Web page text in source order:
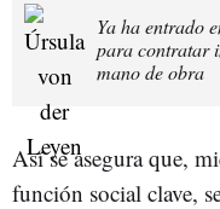
Ya ha entrado
para contratar
mano de obra
Así se asegura que,
función social clave,